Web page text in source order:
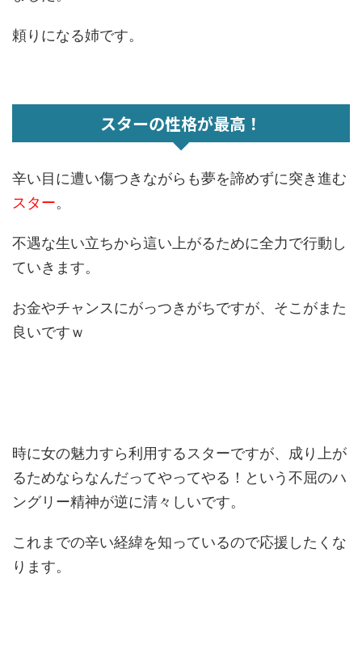
頼りになる姉です。
スターの性格が最高！
辛い目に遭い傷つきながらも夢を諦めずに突き進む
スター。
不遇な生い立ちから這い上がるために全力で行動し
ていきます。
お金やチャンスにがっつきがちですが、そこがまた
良いですｗ
時に女の魅力すら利用するスターですが、成り上が
るためならなんだってやってやる！という不屈のハ
ングリー精神が逆に清々しいです。
これまでの辛い経緯を知っているので応援したくな
ります。